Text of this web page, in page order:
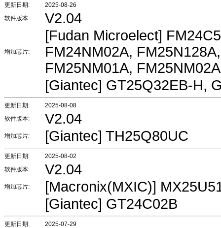
更新日期:
2025-08-26
软件版本:
V2.04
增加芯片:
[Fudan Microelect]
FM24NM02A,
FM25NM01A, FM25NM02A
[Giantec] GT25Q32EB-H,
更新日期:
2025-08-08
软件版本:
V2.04
增加芯片: [Giantec] TH25Q80UC
更新日期:
2025-08-02
软件版本:
V2.04
增加芯片:
[Macronix(MXIC)]
[Giantec] GT24C02B
更新日期:
2025-07-29